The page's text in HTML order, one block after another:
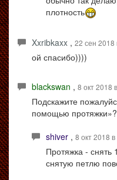
плотность
Xxribkaxx , 22 сен 2018
ой спасибо))))
blackswan , 8 окт 2018
Подскажите
помощью протяжки»?
shiver , 8 окт 2018
Протяжка - снять
снятую петлю